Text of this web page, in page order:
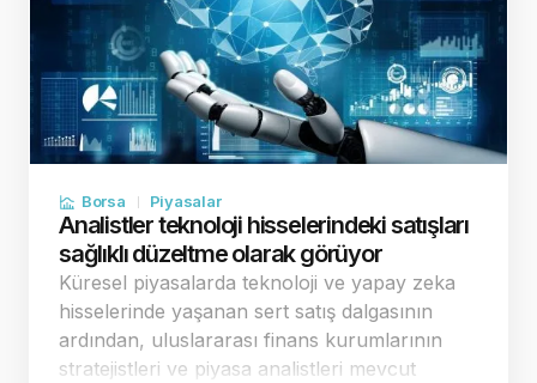
Borsa Piyasalar
Analistler teknoloji hisselerindeki satışları
sağlıklı düzeltme olarak görüyor
Küresel piyasalarda teknoloji ve yapay zeka
hisselerinde yaşanan sert satış dalgasının
ardından, uluslararası finans kurumlarının
stratejistleri ve piyasa analistleri mevcut